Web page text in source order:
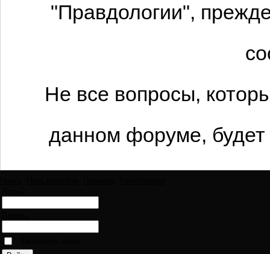
"Правдологии",
Не все вопросы,
данном форуме,